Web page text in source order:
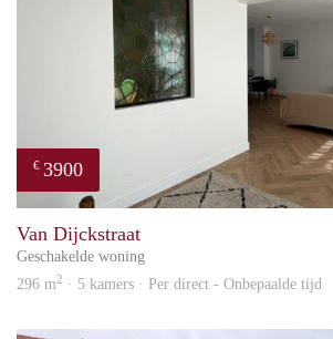
€ 3900
Van Dijckstraat
Geschakelde woning
296 m2 · 5 kamers · Per direct - Onbepaalde tijd